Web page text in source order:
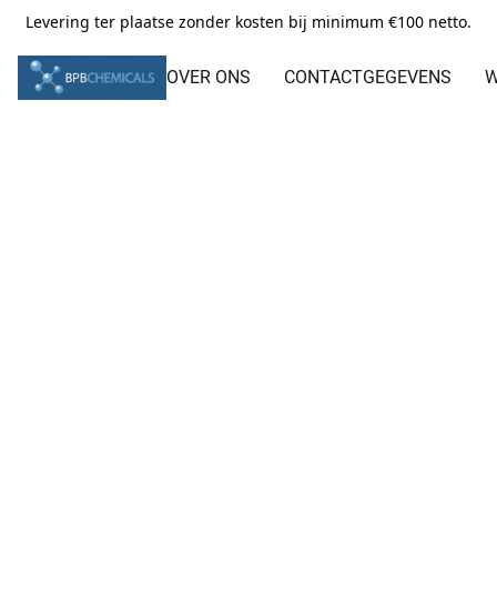
Levering ter plaatse zonder kosten bij minimum €100 netto.
OVER ONS CONTACTGEGEVENS